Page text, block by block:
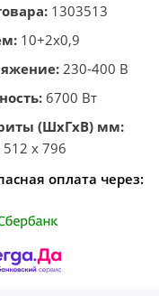
1303513
10+2х0,9
230-400 В
6700 Вт
(ШхГхВ) мм:
x 796
оплата через: